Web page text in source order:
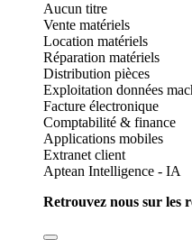
Aucun titre
Vente matériels
Location matériels
Réparation matériels
Distribution pièces
Exploitation données
Facture électronique
Comptabilité & finance
Applications mobiles
Extranet client
Aptean Intelligence - IA
Retrouvez nous sur les